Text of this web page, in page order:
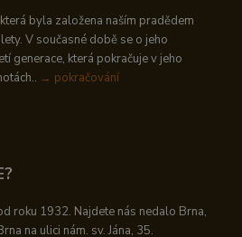
byla založena naším pradědem
V současné době se o jeho
generace, která pokračuje v jeho
→ pokračování
roku 1932. Najdete nás nedalo Brna,
na ulici nám. sv. Jána, 35.